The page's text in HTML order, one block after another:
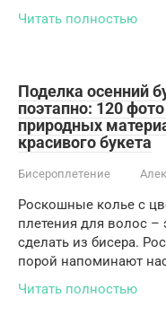
Читать полностью
Поделка осенний
поэтапно: 120
природных
красивого букета
Бисероплетение
Роскошные колье с
плетения для волос –
сделать из бисера.
порой напоминают
Читать полностью